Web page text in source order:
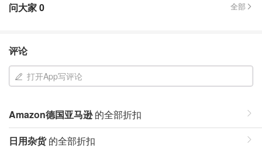
问大家0 全部
评论
打开App写评论
Amazon德国亚马逊的全部折扣
日用杂货的全部折扣